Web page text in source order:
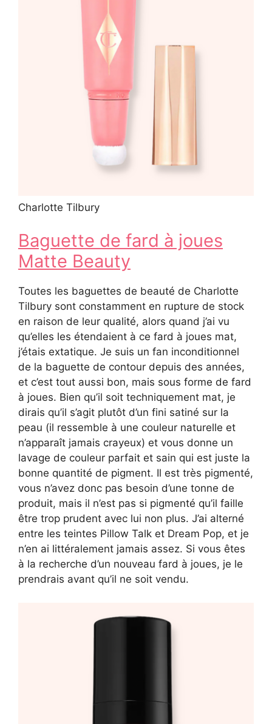
Charlotte Tilbury
Baguette de fard à joues
Matte Beauty
Toutes les baguettes de beauté de Charlotte
Tilbury sont constamment en rupture de stock
en raison de leur qualité, alors quand j’ai vu
qu’elles les étendaient à ce fard à joues mat,
j’étais extatique. Je suis un fan inconditionnel
de la baguette de contour depuis des années,
et c’est tout aussi bon, mais sous forme de fard
à joues. Bien qu’il soit techniquement mat, je
dirais qu’il s’agit plutôt d’un fini satiné sur la
peau (il ressemble à une couleur naturelle et
n’apparaît jamais crayeux) et vous donne un
lavage de couleur parfait et sain qui est juste la
bonne quantité de pigment. Il est très pigmenté,
vous n’avez donc pas besoin d’une tonne de
produit, mais il n’est pas si pigmenté qu’il faille
être trop prudent avec lui non plus. J’ai alterné
entre les teintes Pillow Talk et Dream Pop, et je
n’en ai littéralement jamais assez. Si vous êtes
à la recherche d’un nouveau fard à joues, je le
prendrais avant qu’il ne soit vendu.